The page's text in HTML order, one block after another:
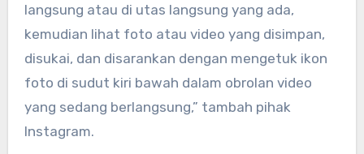
langsung atau di utas langsung yang ada,
kemudian lihat foto atau video yang disimpan,
disukai, dan disarankan dengan mengetuk ikon
foto di sudut kiri bawah dalam obrolan video
yang sedang berlangsung,” tambah pihak
Instagram.